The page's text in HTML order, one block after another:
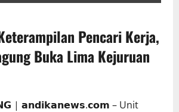
Pencari Kerja,
Buka Lima Kejuruan
| 𝗮𝗻𝗱𝗶𝗸𝗮𝗻𝗲𝘄𝘀.𝗰𝗼𝗺 – Unit